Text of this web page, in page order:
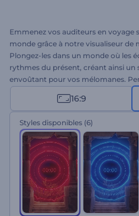
Emmenez vos auditeurs en voyage
monde grâce à notre visualiseur de
Plongez-les dans un monde où les
rythmes du présent, créant ainsi un
envoûtant pour vos mélomanes.
titre de votre morceau et le nom de
musique et présentez votre chef-
streaming musical afin d'élargir
DJ, les producteurs de musique ou
améliorer leur présence musicale.
16:9
Styles disponibles (6)